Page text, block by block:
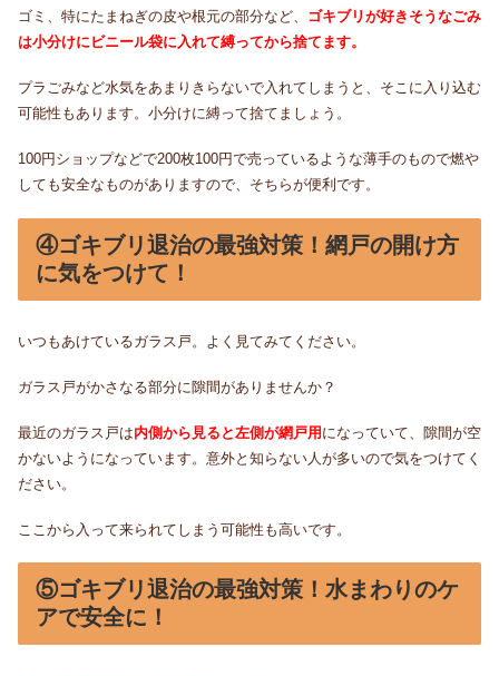
ゴミ、特にたまねぎの皮や根元の部分など、 ゴキブリが好きそうなごみ
は小分けにビニール袋に入れて縛ってから捨てます。
プラごみなど水気をあまりきらないで入れてしまうと、そこに入り込む
可能性もあります。小分けに縛って捨てましょう。
100円ショップなどで200枚100円で売っているような薄手のもので燃や
しても安全なものがありますので、そちらが便利です。
④ゴキブリ退治の最強対策！網戸の開け方
に気をつけて！
いつもあけているガラス戸。よく見てみてください。
ガラス戸がかさなる部分に隙間がありませんか？
最近のガラス戸は内側から見ると左側が網戸用 になっていて、隙間が空
かないようになっています。意外と知らない人が多いので気をつけてく
ださい。
ここから入って来られてしまう可能性も高いです。
⑤ゴキブリ退治の最強対策！水まわりのケ
アで安全に！